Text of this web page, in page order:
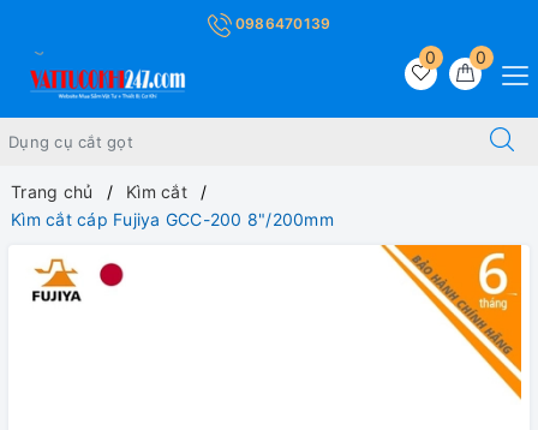
0986470139
0
0
Trang chủ
Kìm cắt
Kìm cắt cáp Fujiya GCC-200 8"/200mm